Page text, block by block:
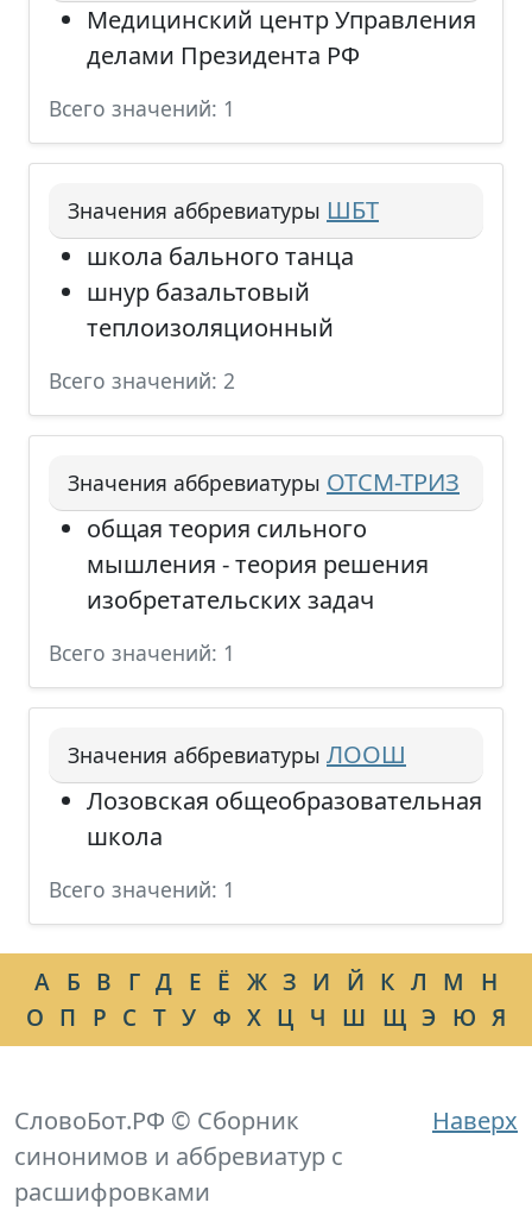
Медицинский центр Управления
делами Президента РФ
Всего значений: 1
Значения аббревиатуры ШБТ
школа бального танца
шнур базальтовый
теплоизоляционный
Всего значений: 2
Значения аббревиатуры ОТСМ-ТРИЗ
общая теория сильного
мышления - теория решения
изобретательских задач
Всего значений: 1
Значения аббревиатуры ЛООШ
Лозовская общеобразовательная
школа
Всего значений: 1
А Б В Г Д Е Ё Ж З И Й К Л М
Н
О П Р С Т У Ф Х Ц Ч Ш Щ Э Ю Я
Наверх
СловоБот.РФ © Сборник
синонимов и аббревиатур с
расшифровками